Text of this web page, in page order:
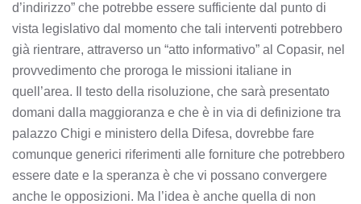
d’indirizzo” che potrebbe essere sufficiente dal punto di
vista legislativo dal momento che tali interventi potrebbero
già rientrare, attraverso un “atto informativo” al Copasir, nel
provvedimento che proroga le missioni italiane in
quell’area. Il testo della risoluzione, che sarà presentato
domani dalla maggioranza e che è in via di definizione tra
palazzo Chigi e ministero della Difesa, dovrebbe fare
comunque generici riferimenti alle forniture che potrebbero
essere date e la speranza è che vi possano convergere
anche le opposizioni. Ma l’idea è anche quella di non